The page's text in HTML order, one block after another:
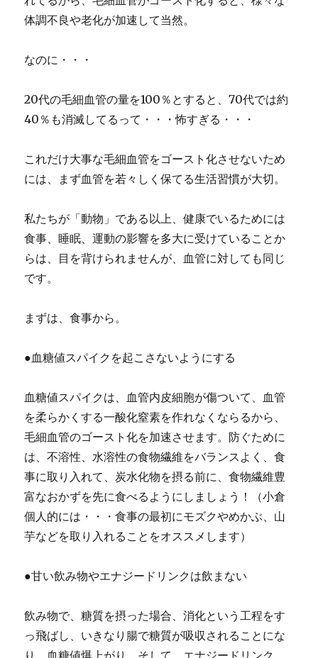
体調不良や老化が加速して当然。
なのに・・・
20代の毛細血管の量を100％とすると、70代では約
40％も消滅してるって・・・怖すぎる・・・
これだけ大事な毛細血管をゴースト化させないため
には、まず血管を若々しく保てる生活習慣が大切。
私たちが「動物」である以上、健康でいるためには
食事、睡眠、運動の影響を多大に受けていることか
らは、目を背けられませんが、血管に対しても同じ
です。
まずは、食事から。
●血糖値スパイクを起こさないようにする
血糖値スパイクは、血管内皮細胞が傷ついて、血管
を柔らかくする一酸化窒素を作れなくならるから、
毛細血管のゴースト化を加速させます。防ぐために
は、不溶性、水溶性の食物繊維をバランスよく、食
事に取り入れて、炭水化物を摂る前に、食物繊維豊
富なおかずを先に食べるようにしましょう！（小倉
個人的には・・・食事の最初にモズクやめかぶ、山
芋などを取り入れることをオススメします）
●甘い飲み物やエナジードリンクは飲まない
飲み物で、糖質を摂った場合、消化という工程をす
っ飛ばし、いきなり腸で糖質が吸収されることにな
り、血糖値爆上がり。そして、エナジードリンク